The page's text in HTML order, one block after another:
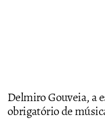
Delmiro Gouveia, a
obrigatório de